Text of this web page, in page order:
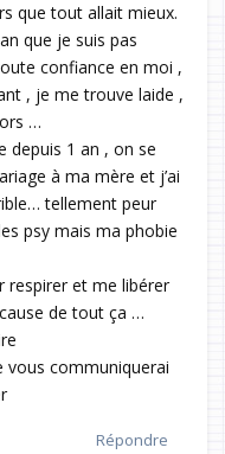
que tout allait mieux.
que je suis pas
confiance en moi ,
, je me trouve laide ,
…
depuis 1 an , on se
à ma mère et j’ai
tellement peur
psy mais ma phobie
respirer et me libérer
de tout ça …
vous communiquerai
Répondre